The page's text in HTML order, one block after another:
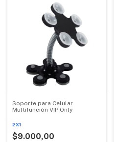
Soporte para Celular
Multifunción VIP Only
2X1
$9.000,00